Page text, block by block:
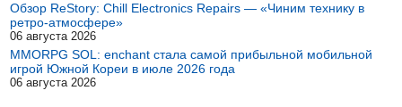
Обзор ReStory: Chill Electronics Repairs — «Чиним технику в
ретро-атмосфере»
06 августа 2026
MMORPG SOL: enchant стала самой прибыльной мобильной
игрой Южной Кореи в июле 2026 года
06 августа 2026